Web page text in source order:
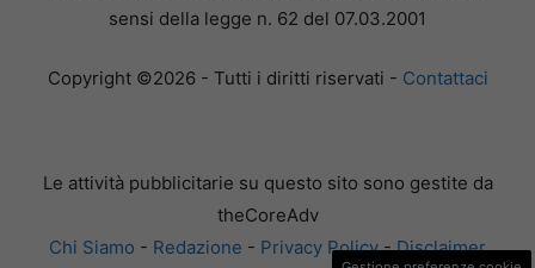
sensi della legge n. 62 del 07.03.2001
Copyright ©2026 - Tutti i diritti riservati - Contattaci
Le attività pubblicitarie su questo sito sono gestite da
theCoreAdv
Chi Siamo - Redazione - Privacy Policy-Disclaimer